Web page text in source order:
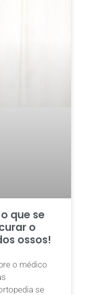
que se
o
ossos!
o médico
se